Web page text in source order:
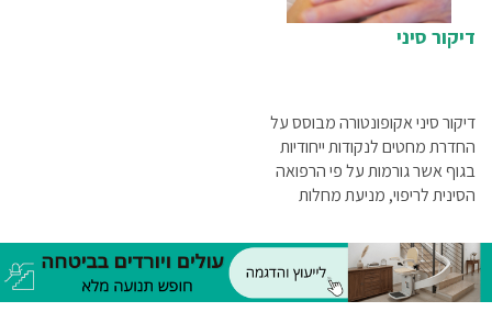
דיקור סיני
דיקור סיני אקופונטורה מבוסס על
החדרת מחטים לנקודות ייחודיות
בגוף אשר גורמות על פי הרפואה
הסינית לריפוי, מניעת מחלות